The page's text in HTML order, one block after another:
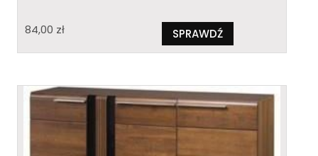
84,00 zł SPRAWDŹ